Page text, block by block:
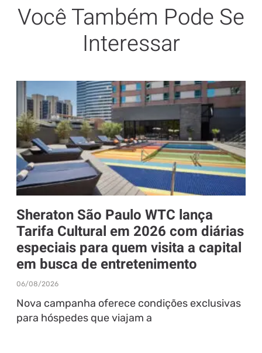
Você Também Pode Se
Interessar
Sheraton São Paulo WTC lança
Tarifa Cultural em 2026 com diárias
especiais para quem visita a capital
em busca de entretenimento
06/08/2026
Nova campanha oferece condições exclusivas
para hóspedes que viajam a